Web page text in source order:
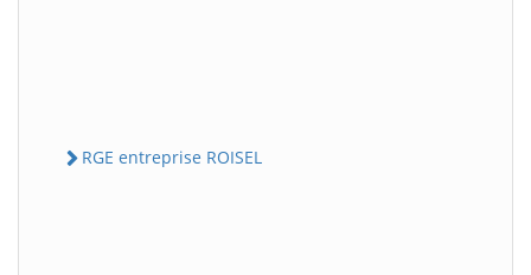
RGE entreprise ROISEL